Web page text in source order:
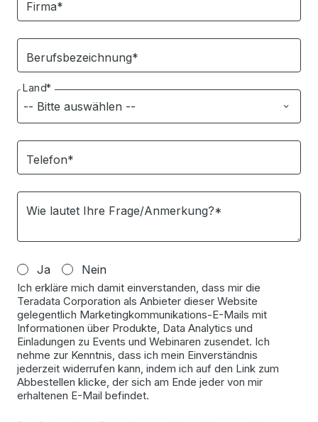
Firma*
Berufsbezeichnung*
Land*
Telefon*
Wie lautet Ihre Frage/Anmerkung?*
Ja Nein
Ich erkläre mich damit einverstanden, dass mir die
Teradata Corporation als Anbieter dieser Website
gelegentlich Marketingkommunikations-E-Mails mit
Informationen über Produkte, Data Analytics und
Einladungen zu Events und Webinaren zusendet. Ich
nehme zur Kenntnis, dass ich mein Einverständnis
jederzeit widerrufen kann, indem ich auf den Link zum
Abbestellen klicke, der sich am Ende jeder von mir
erhaltenen E-Mail befindet.